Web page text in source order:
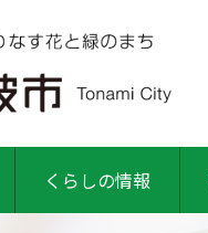
くらしの情報